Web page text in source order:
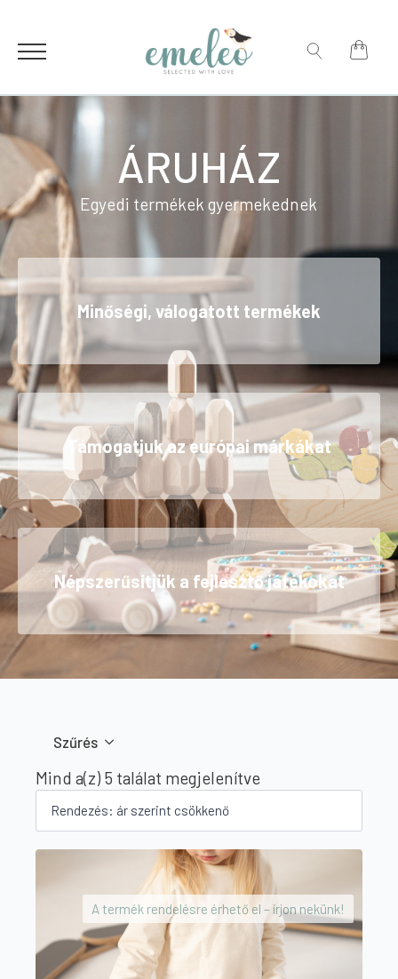
ÁRUHÁZ
Egyedi termékek gyermekednek
Minőségi, válogatott termékek
Támogatjuk az európai márkákat
Népszerűsítjük a fejlesztő játékokat
Szűrés
Mind a(z) 5 találat megjelenítve
high
to
low
A termék rendelésre érhető el – írjon nekünk!